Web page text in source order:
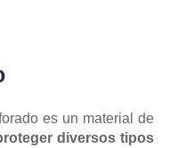
es un material de
diversos tipos